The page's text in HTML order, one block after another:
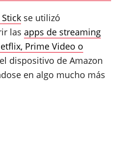
Stick se utilizó
las apps de streaming
Prime Video o
dispositivo de Amazon
en algo mucho más